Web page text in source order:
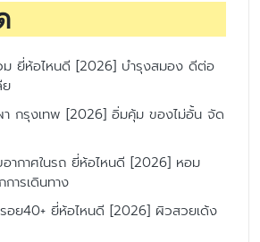
ม ยี่ห้อไหนดี [2026] บำรุงสมอง ดีต่อ
า กรุงเทพ [2026] อิ่มคุ้ม ของไม่อั้น จัด
ากาศในรถ ยี่ห้อไหนดี [2026] หอม
ารเดินทาง
อย40+ ยี่ห้อไหนดี [2026] ผิวสวยเด้ง